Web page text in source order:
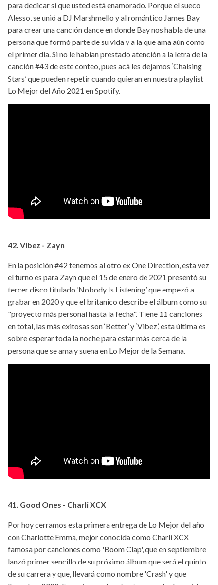
para dedicar si que usted está enamorado. Porque el sueco
Alesso, se unió a DJ Marshmello y al romántico James Bay,
para crear una canción dance en donde Bay nos habla de una
persona que formó parte de su vida y a la que ama aún como
el primer día. Si no le habían prestado atención a la letra de la
canción #43 de este conteo, pues acá les dejamos ‘Chaising
Stars’ que pueden repetir cuando quieran en nuestra playlist
Lo Mejor del Año 2021 en Spotify.
42. Vibez - Zayn
En la posición #42 tenemos al otro ex One Direction, esta vez
el turno es para Zayn que el 15 de enero de 2021 presentó su
tercer disco titulado ‘Nobody Is Listening’ que empezó a
grabar en 2020 y que el britanico describe el álbum como su
"proyecto más personal hasta la fecha". Tiene 11 canciones
en total, las más exitosas son ‘Better’ y ‘Vibez’, esta última es
sobre esperar toda la noche para estar más cerca de la
persona que se ama y suena en Lo Mejor de la Semana.
41. Good Ones - Charli XCX
Por hoy cerramos esta primera entrega de Lo Mejor del año
con Charlotte Emma, mejor conocida como Charli XCX
famosa por canciones como 'Boom Clap', que en septiembre
lanzó primer sencillo de su próximo álbum que será el quinto
de su carrera y que, llevará como nombre 'Crash' y que